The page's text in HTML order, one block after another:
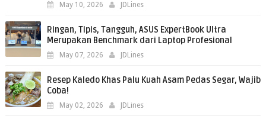
May 10, 2026 JDLines
Ringan, Tipis, Tangguh, ASUS ExpertBook Ultra
Merupakan Benchmark dari Laptop Profesional
May 07, 2026 JDLines
Resep Kaledo Khas Palu Kuah Asam Pedas Segar, Wajib
Coba!
May 02, 2026 JDLines